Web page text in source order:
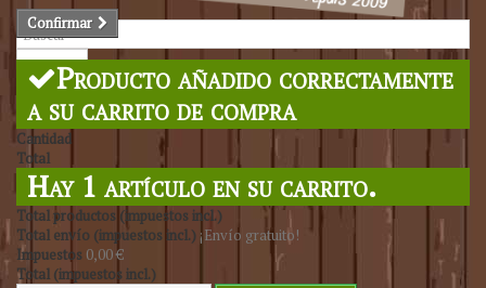
Buscar
Confirmar
Producto añadido correctamente
a su carrito de compra
Cantidad
Total
Hay 1 artículo en su carrito.
Total productos (impuestos incl.)
Total envío (impuestos incl.) ¡Envío gratuito!
Impuestos 0,00 €
Total (impuestos incl.)